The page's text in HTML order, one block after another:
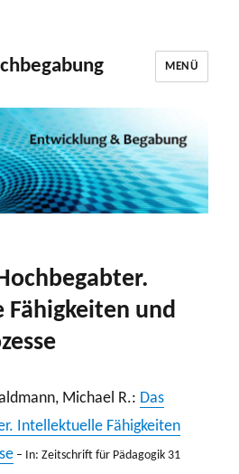
MENÜ
und
Michael R.: Das
Intellektuelle Fähigkeiten
– In: Zeitschrift für Pädagogik 31